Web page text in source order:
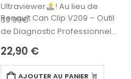
Ultraviewer
! Au lieu de
39.99€
Renault Can Clip V209 – Outil
de Diagnostic Professionnel
pour Renault et DaciaLe
Renault Can Clip V209 est…
22,90 €
AJOUTER AU PANIER